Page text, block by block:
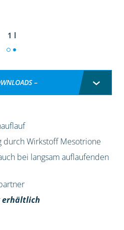
1 l
–
durch Wirkstoff Mesotrione
bei langsam auflaufenden
erhältlich